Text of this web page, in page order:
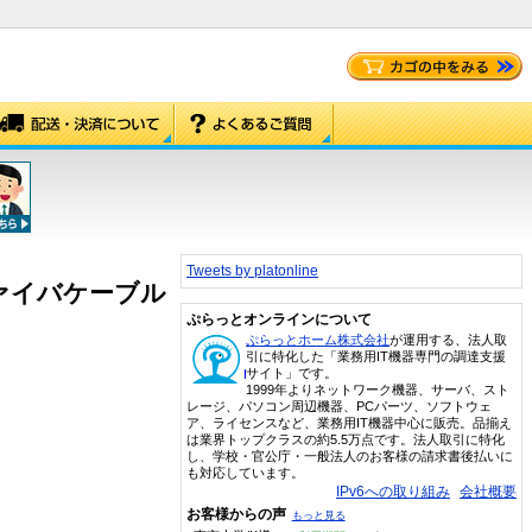
イバケーブル
Tweets by platonline
ぷらっとオンラインについて
ぷらっとホーム株式会社が運用する、法人取
引に特化した「業務用IT機器専門の調達支援
サイト」です。
1999年よりネットワーク機器、サーバ、スト
レージ、パソコン周辺機器、PCパーツ、ソフトウェ
ア、ライセンスなど、業務用IT機器中心に販売。品揃え
は業界トップクラスの約5.5万点です。法人取引に特化
し、学校・官公庁・一般法人のお客様の請求書後払いに
も対応しています。
IPv6への取り組み 会社概要
お客様からの声 もっと見る